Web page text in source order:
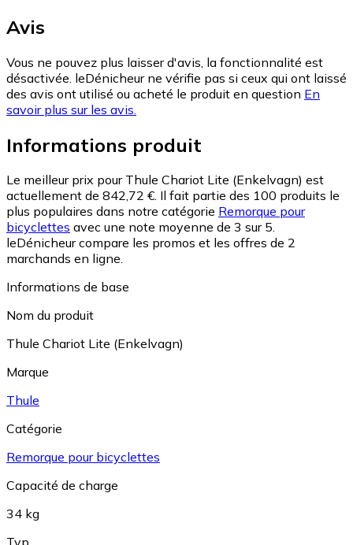
Avis
Vous ne pouvez plus laisser d'avis, la fonctionnalité est
désactivée. leDénicheur ne vérifie pas si ceux qui ont laissé
des avis ont utilisé ou acheté le produit en question En
savoir plus sur les avis.
Informations produit
Le meilleur prix pour Thule Chariot Lite (Enkelvagn) est
actuellement de 842,72 €. Il fait partie des 100 produits le
plus populaires dans notre catégorie Remorque pour
bicyclettes avec une note moyenne de 3 sur 5.
leDénicheur compare les promos et les offres de 2
marchands en ligne.
Informations de base
Nom du produit
Thule Chariot Lite (Enkelvagn)
Marque
Thule
Catégorie
Remorque pour bicyclettes
Capacité de charge
34 kg